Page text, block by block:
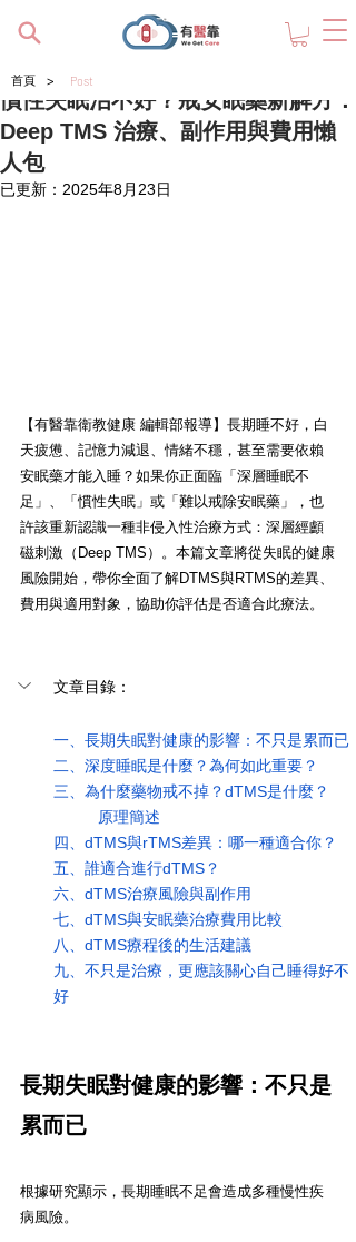
慣性失眠治不好？戒安眠藥新解方：
Deep TMS 治療、副作用與費用懶
人包
已更新： 2025年8月23日
【有醫靠衛教健康 編輯部報導】長期睡不好，白
天疲憊、記憶力減退、情緒不穩，甚至需要依賴
安眠藥才能入睡？如果你正面臨「深層睡眠不
足」、「慣性失眠」或「難以戒除安眠藥」，也
許該重新認識一種非侵入性治療方式：深層經顱
磁刺激（Deep TMS）。本篇文章將從失眠的健康
風險開始，帶你全面了解DTMS與RTMS的差異、
費用與適用對象，協助你評估是否適合此療法。
文章目錄：
一、 長期失眠對健康的影響：不只是累而已
二、深度睡眠是什麼？為何如此重要？
三、為什麼藥物戒不掉？dTMS是什麼？
	原理簡述
四、dTMS與rTMS差異：哪一種適合你？
五、誰適合進行dTMS？
六、 dTMS治療風險與副作用
七、dTMS與安眠藥治療費用比較
八、dTMS療程後的生活建議
九、不只是治療，更應該關心自己睡得好不
好
長期失眠對健康的影響：不只是
累而已
根據研究顯示，長期睡眠不足會造成多種慢性疾
病風險。
首頁 > Post